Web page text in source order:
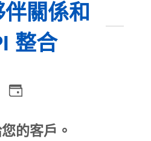
關係和
整合
的客戶。